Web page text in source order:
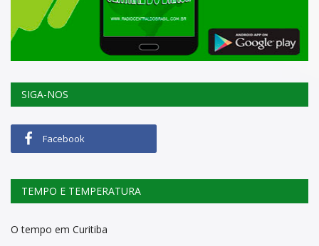
SIGA-NOS
Facebook
TEMPO E TEMPERATURA
O tempo em Curitiba